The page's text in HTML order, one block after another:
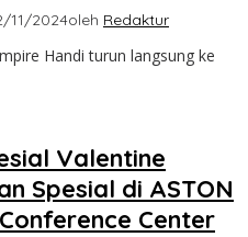
11/2024oleh Redaktur
Handi turun langsung ke
Valentine
Spesial di ASTON
Center